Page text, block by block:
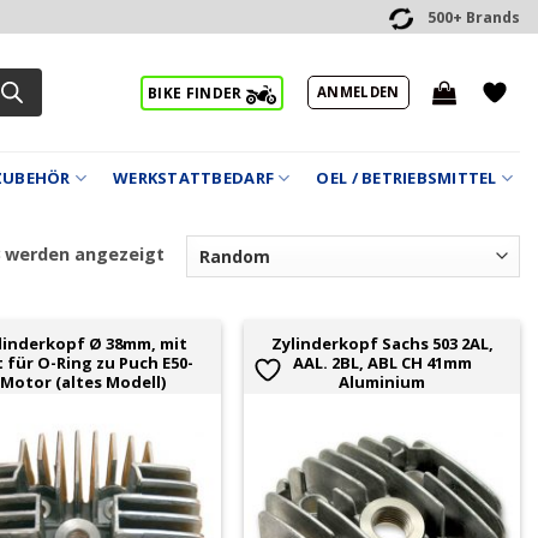
500+ Brands
BIKE FINDER ANMELDEN
WERKSTATTBEDARF OEL / BETRIEBSMITTEL
werden angezeigt
Ø 38mm, mit
O-Ring zu Puch E50-
Motor (altes Modell)
Zylinderkopf Sachs 503 2AL,
AAL. 2BL, ABL CH 41mm
Aluminium